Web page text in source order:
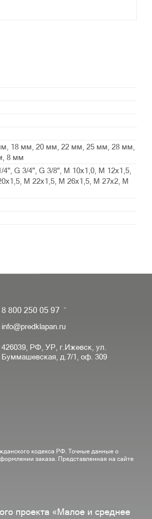
18 мм, 20 мм, 22 мм, 25 мм, 28 мм,
8 мм
4", G 3/4", G 3/8", М 10х1,0, М 12х1,5,
М 22х1,5, М 26х1,5, М 27х2, М
8 800 250 05 97
info@predklapan.ru
426039, РФ, УР, г.Ижевск, ул.
Буммашевская, д.7/1, оф. 309
кодекса РФ. Точные данные о
заказа. Представленная на сайте
проекта «Малое и среднее